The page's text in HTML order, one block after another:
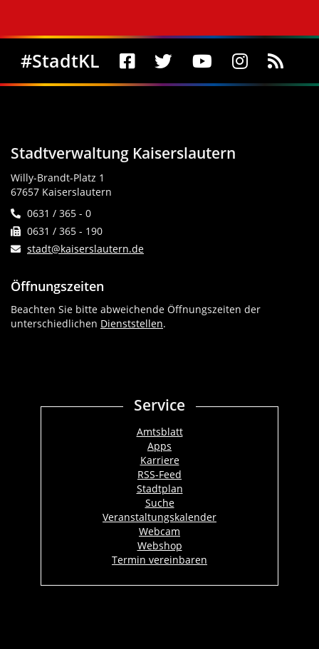
Social Media
#StadtKL
Stadtverwaltung Kaiserslautern
Willy-Brandt-Platz 1
67657 Kaiserslautern
0631 / 365 - 0
0631 / 365 - 190
stadt@kaiserslautern.de
Öffnungszeiten
Beachten Sie bitte abweichende Öffnungszeiten der
unterschiedlichen Dienststellen.
Service
Amtsblatt
Apps
Karriere
RSS-Feed
Stadtplan
Suche
Veranstaltungskalender
Webcam
Webshop
Termin vereinbaren